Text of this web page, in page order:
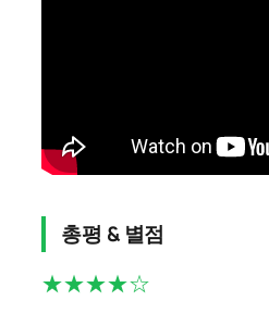
총평 & 별점
★★★★☆